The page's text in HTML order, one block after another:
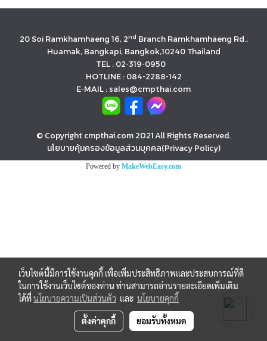
20 Soi Ramkhamhaeng 16, 2nd Branch Ramkhamhaeng Rd.,
Huamak, Bangkapi, Bangkok,10240 Thailand
TEL : 02-319-0950
HOTLINE : 084-2288-142
E-MAIL : sales@cmpthai.com
© Copyright cmpthai.com 2021 All Rights Reserved.
นโยบายคุ้มครองข้อมูลส่วนบุคคล(Privacy Policy)
Powered by MakeWebEasy.com
เว็บไซต์นี้มีการใช้งานคุกกี้ เพื่อเพิ่มประสิทธิภาพและประสบการณ์ที่ดี
ในการใช้งานเว็บไซต์ของท่าน ท่านสามารถอ่านรายละเอียดเพิ่มเติม
ได้ที่นโยบายความเป็นส่วนตัว และ นโยบายคุกกี้
ตั้งค่าคุกกี้ ยอมรับทั้งหมด